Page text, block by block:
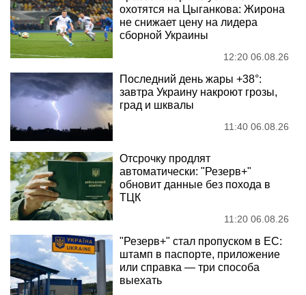
охотятся на Цыганкова: Жирона
не снижает цену на лидера
сборной Украины
12:20 06.08.26
Последний день жары +38°:
завтра Украину накроют грозы,
град и шквалы
11:40 06.08.26
Отсрочку продлят
автоматически: "Резерв+"
обновит данные без похода в
ТЦК
11:20 06.08.26
"Резерв+" стал пропуском в ЕС:
штамп в паспорте, приложение
или справка — три способа
выехать